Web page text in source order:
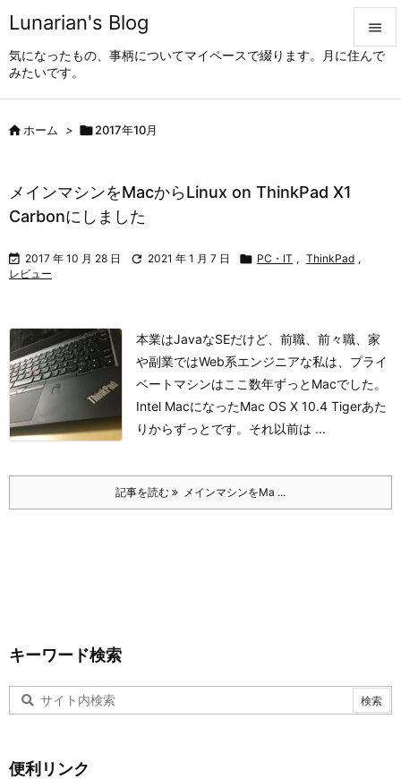
Lunarian's Blog
気になったもの、事柄についてマイペースで綴ります。月に住んで
みたいです。


ホーム > 2017年10月
メインマシンをMacからLinux on ThinkPad X1
Carbonにしました
 2017 年 10 月 28 日  2021 年 1 月 7 日  PC・IT , ThinkPad ,
レビュー
本業はJavaなSEだけど、前職、前々職、家
や副業ではWeb系エンジニアな私は、プライ
ベートマシンはここ数年ずっとMacでした。
Intel MacになったMac OS X 10.4 Tigerあた
りからずっとです。 それ以前は ...
記事を読む メインマシンをMa ...
キーワード検索
便利リンク